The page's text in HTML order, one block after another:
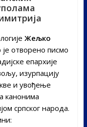
Жељко
отворено писмо
епархије
изурпацију
и увођење
канонима
српског народа.